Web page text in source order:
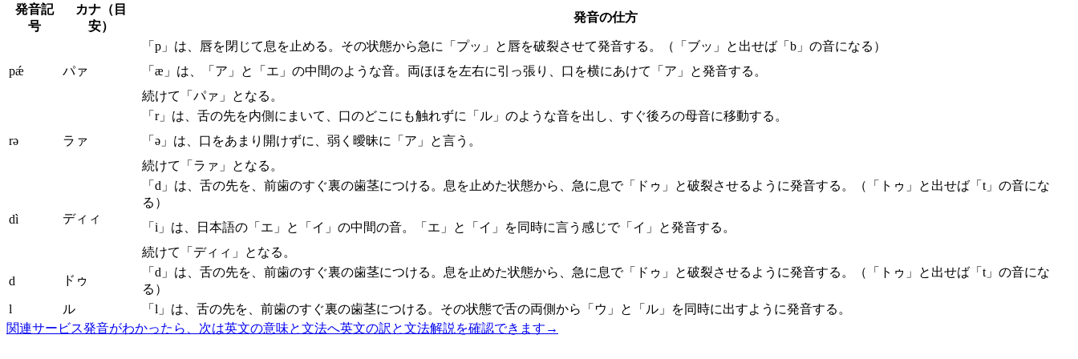
発音記
号
カナ（目
安）
発音の仕方
pǽ パァ
「p」は、唇を閉じて息を止める。その状態から急に「プッ」と唇を破裂させて発音する。（「ブッ」と出せば「b」の音になる）
「æ」は、「ア」と「エ」の中間のような音。両ほほを左右に引っ張り、口を横にあけて「ア」と発音する。
続けて「パァ」となる。
rə ラァ
「r」は、舌の先を内側にまいて、口のどこにも触れずに「ル」のような音を出し、すぐ後ろの母音に移動する。
「ə」は、口をあまり開けずに、弱く曖昧に「ア」と言う。
続けて「ラァ」となる。
dì ディィ
「d」は、舌の先を、前歯のすぐ裏の歯茎につける。息を止めた状態から、急に息で「ドゥ」と破裂させるように発音する。（「トゥ」と出せば「t」の音にな
る）
「i」は、日本語の「エ」と「イ」の中間の音。「エ」と「イ」を同時に言う感じで「イ」と発音する。
続けて「ディィ」となる。
d ドゥ
「d」は、舌の先を、前歯のすぐ裏の歯茎につける。息を止めた状態から、急に息で「ドゥ」と破裂させるように発音する。（「トゥ」と出せば「t」の音にな
る）
l
ル
「l」は、舌の先を、前歯のすぐ裏の歯茎につける。その状態で舌の両側から「ウ」と「ル」を同時に出すように発音する。
関連サービス発音がわかったら、次は英文の意味と文法へ英文の訳と文法解説を確認できます →